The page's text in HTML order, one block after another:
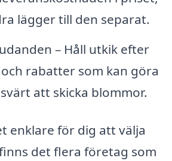
lägger till den separat.
– Håll utkik efter
rabatter som kan göra
att skicka blommor.
enklare för dig att välja
det flera företag som